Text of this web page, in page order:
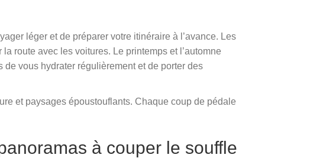
léger et de préparer votre itinéraire à l’avance. Les
route avec les voitures. Le printemps et l’automne
vous hydrater régulièrement et de porter des
et paysages époustouflants. Chaque coup de pédale
à couper le souffle